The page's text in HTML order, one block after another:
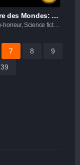
La Guerre des Mondes: Invasion
Epouvante-horreur, Science fiction
7 8
9
39